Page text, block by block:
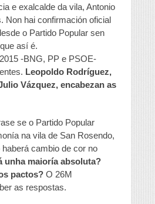
e exalcalde da vila, Antonio
Non hai confirmación oficial
o Partido Popular sen
así é.
-BNG, PP e PSOE-
Leopoldo Rodríguez,
Vázquez, encabezan as
se o Partido Popular
na vila de San Rosendo,
cambio de cor no
unha maioría absoluta?
pactos? O 26M
as respostas.